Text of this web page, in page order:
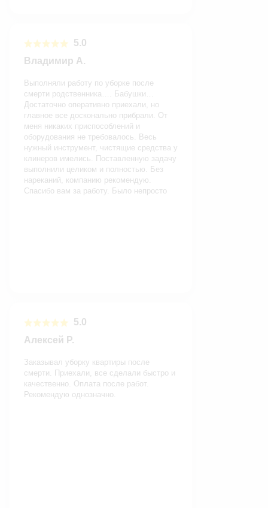
5.0
Владимир А.
Выполняли работу по уборке после
смерти родственника…. Бабушки…
Достаточно оперативно приехали, но
главное все досконально прибрали. От
меня никаких приспособлений и
оборудования не требовалось. Весь
нужный инструмент, чистящие средства у
клинеров имелись. Поставленную задачу
выполнили целиком и полностью. Без
нареканий, компанию рекомендую.
Спасибо вам за работу. Было непросто
5.0
Алексей Р.
Заказывал уборку квартиры после
смерти. Приехали, все сделали быстро и
качественно. Оплата после работ.
Рекомендую однозначно.